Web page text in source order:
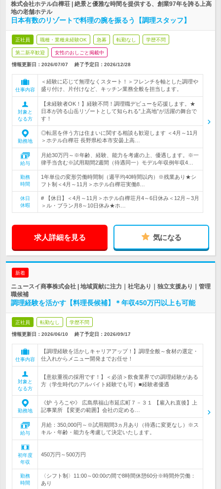
株式会社ホテル白樺荘 | 絶景と優雅な時間を提供する、創業97年を誇る上高
地の老舗ホテル
日本有数のリゾートで料理の腕を振るう【調理スタッフ】
正社員 職種・業種未経験OK 急募 転勤なし 学歴不問
第二新卒歓迎 女性のおしごと掲載中
情報更新日：2026/07/07 終了予定日： 2026/12/28
仕事内容
＜経験に応じて無理なくスタート！＞フレンチを軸とした調理や
盛り付け、片付けなど、キッチン業務全般を担当します。
対象と
なる方
【未経験者OK！】経験不問！調理職デビューを応援します。★
日本が誇る山岳リゾートとして知られる”上高地”が活躍の舞台で
す！
勤務地
◎転居を伴う方は住まいに関する相談も歓迎します ＜4月～11月
＞ホテル白樺荘 長野県松本市安曇上高…
給与
月給30万円～※年齢、経験、能力を考慮の上、優遇します。※一
律手当含む※試用期間2週間（待遇同一）モデル年収例年収4…
勤務
時間
1年単位の変形労働時間制（週平均40時間以内）※残業あり★シ
フト制＜4月～11月＞ホテル白樺荘実働8…
休日
休暇
# 【休日】＜4月～11月＞ホテル白樺荘月4～6日休み＜12月～3月
＞ル・ブラン月8～10日休み★ホ…
求人詳細を見る 気になる
新着
ニュースイ商事株式会社 | 地域貢献に注力｜社宅あり｜独立支援あり｜管理
職候補
調理経験を活かす【料理長候補】＊年収450万円以上も可能
正社員 転勤なし 学歴不問
情報更新日：2026/06/10 終了予定日： 2026/09/17
仕事内容
【調理経験を活かしキャリアアップ！】調理全般～食材の選定・
仕入れからメニュー開発までお任せ！
対象と
なる方
【意欲重視の採用です！】＜必須＞飲食業界での調理経験がある
方（学生時代のアルバイト経験でも可）■経験者優遇
勤務地
《炉 うろこや》 広島県福山市延広町７－３１ 【雇入れ直後】上
記事業所 【変更の範囲】会社の定める…
給与
月給：350,000円～※試用期間3ヵ月あり（待遇に変更なし）※ス
キル・年齢・能力を考慮して決定いたします。
初年度
年収
450万円～500万円
勤務
時間
〈シフト制〉11:00～00:00の間で8時間休憩60分※時間外労働：
あり